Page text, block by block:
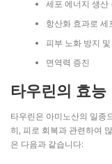
세포 에너지 생산
항산화 효과로 세
피부 노화 방지
면역력 증진
타우린의 효능
타우린은 아미노산의 일종
히, 피로 회복과 관련하여
은 다음과 같습니다: